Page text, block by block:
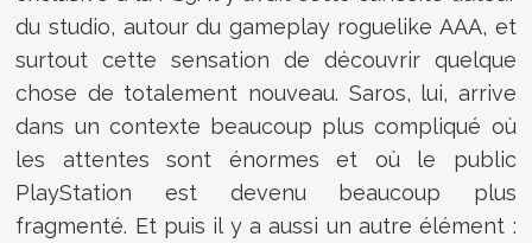
du studio, autour du gameplay roguelike AAA, et
surtout cette sensation de découvrir quelque
chose de totalement nouveau. Saros, lui, arrive
dans un contexte beaucoup plus compliqué où
les attentes sont énormes et où le public
PlayStation est devenu beaucoup plus
fragmenté. Et puis il y a aussi un autre élément :